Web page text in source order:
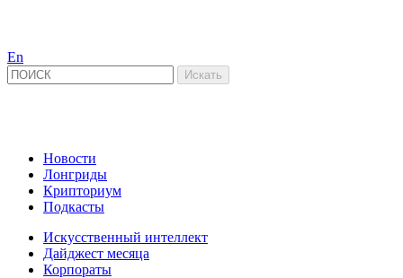
En
Новости
Лонгриды
Крипториум
Подкасты
Искусственный интеллект
Дайджест месяца
Корпораты